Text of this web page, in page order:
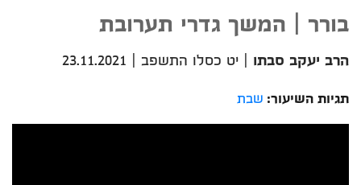
בורר | המשך גדרי תערובת
הרב יעקב סבתו | יט כסלו התשפב |
23.11.2021
תגיות השיעור: שבת